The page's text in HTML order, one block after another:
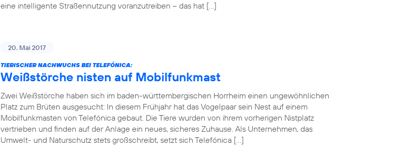
eine intelligente Straßennutzung voranzutreiben – das hat […]
20. Mai 2017
TIERISCHER NACHWUCHS BEI TELEFÓNICA:
Weißstörche nisten auf Mobilfunkmast
Zwei Weißstörche haben sich im baden-württembergischen Horrheim einen ungewöhnlichen
Platz zum Brüten ausgesucht: In diesem Frühjahr hat das Vogelpaar sein Nest auf einem
Mobilfunkmasten von Telefónica gebaut. Die Tiere wurden von ihrem vorherigen Nistplatz
vertrieben und finden auf der Anlage ein neues, sicheres Zuhause. Als Unternehmen, das
Umwelt- und Naturschutz stets großschreibt, setzt sich Telefónica […]